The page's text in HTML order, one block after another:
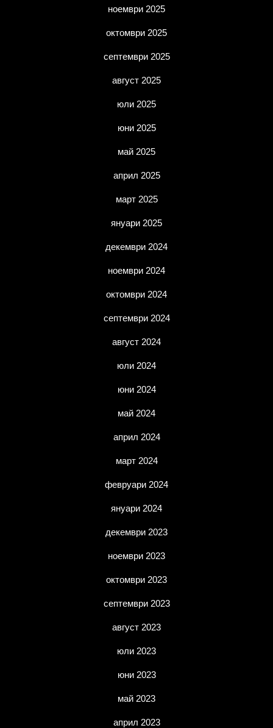
ноември 2025
октомври 2025
септември 2025
август 2025
юли 2025
юни 2025
май 2025
април 2025
март 2025
януари 2025
декември 2024
ноември 2024
октомври 2024
септември 2024
август 2024
юли 2024
юни 2024
май 2024
април 2024
март 2024
февруари 2024
януари 2024
декември 2023
ноември 2023
октомври 2023
септември 2023
август 2023
юли 2023
юни 2023
май 2023
април 2023